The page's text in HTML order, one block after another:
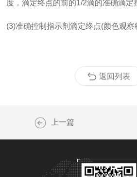
度，滴定终点的前的1/2滴的准确滴定
(3)准确控制指示剂滴定终点(颜色观察
返回列表
上一篇